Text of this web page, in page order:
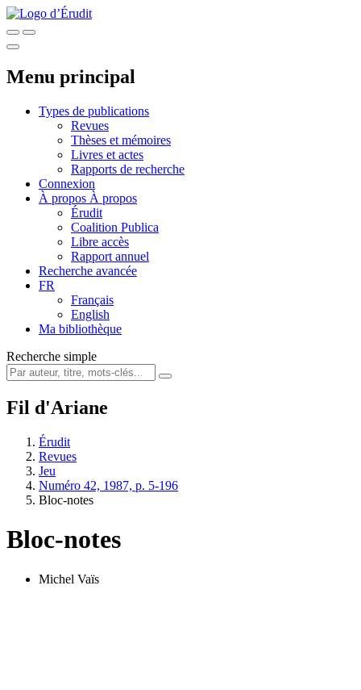
Menu principal
Types de publications
Revues
Thèses et mémoires
Livres et actes
Rapports de recherche
Connexion
À propos À propos
Érudit
Coalition Publica
Libre accès
Rapport annuel
Recherche avancée
FR
Français
English
Ma bibliothèque
Recherche simple
Fil d'Ariane
Érudit
Revues
Jeu
Numéro 42, 1987, p. 5-196
Bloc-notes
Bloc-notes
Michel Vaïs